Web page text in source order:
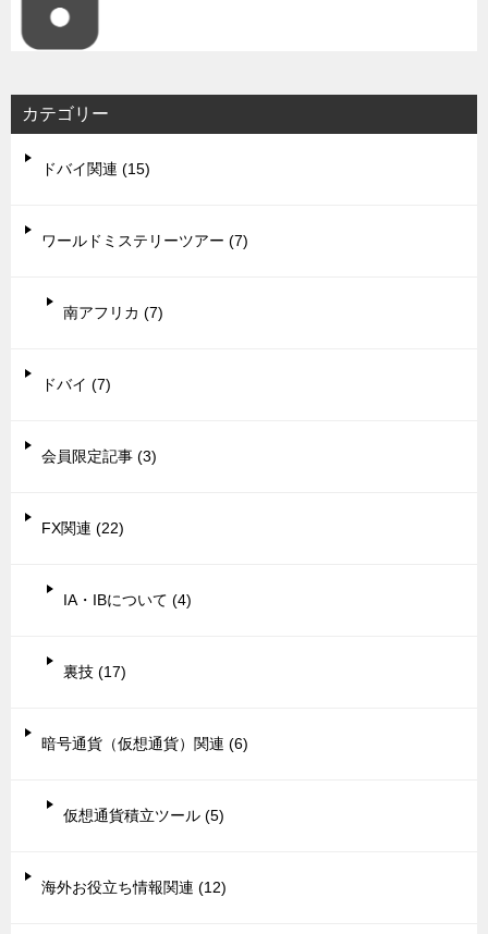
カテゴリー
ドバイ関連 (15)
ワールドミステリーツアー (7)
南アフリカ (7)
ドバイ (7)
会員限定記事 (3)
FX関連 (22)
IA・IBについて (4)
裏技 (17)
暗号通貨（仮想通貨）関連 (6)
仮想通貨積立ツール (5)
海外お役立ち情報関連 (12)